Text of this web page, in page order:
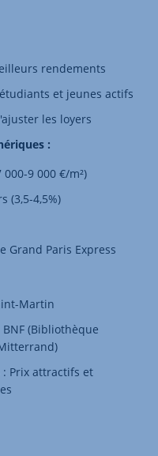
rendements
et jeunes actifs
les loyers
:
9 000 €/m²)
(3,5-4,5%)
Grand Paris Express
Martin
(Bibliothèque
: Prix attractifs et